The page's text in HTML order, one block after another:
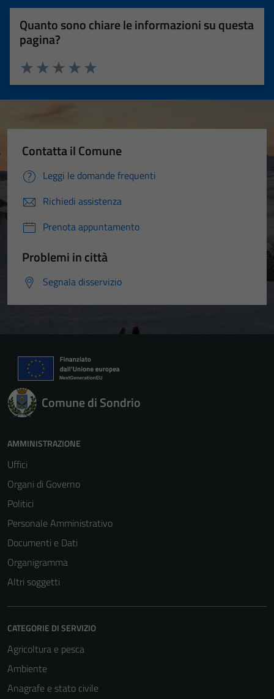
Quanto sono chiare le informazioni su questa
pagina?
Valuta 5 stelle su 5
Valuta 4 stelle su 5
Valuta 3 stelle su 5
Valuta 2 stelle su 5
Valuta 1 stelle su 5
Contatta il Comune
Leggi le domande frequenti
Richiedi assistenza
Prenota appuntamento
Problemi in città
Segnala disservizio
Comune di Sondrio
AMMINISTRAZIONE
Uffici
Organi di Governo
Politici
Personale Amministrativo
Documenti e Dati
Organigramma
Altri soggetti
CATEGORIE DI SERVIZIO
Agricoltura e pesca
Ambiente
Anagrafe e stato civile